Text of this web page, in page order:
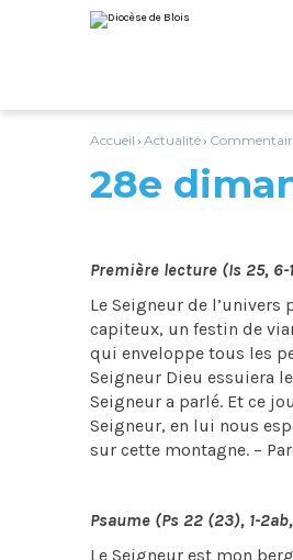
au
contenu.
personnels
Accueil › Actualité›
28e
Première lecture (Is 25, 6-
Le Seigneur de
capiteux, un festin de
qui enveloppe tous les
Seigneur Dieu essuiera
Seigneur a parlé. Et ce
Seigneur, en lui nous
sur cette montagne. –
Psaume (Ps 22 (23), 1-
Le Seigneur est mon